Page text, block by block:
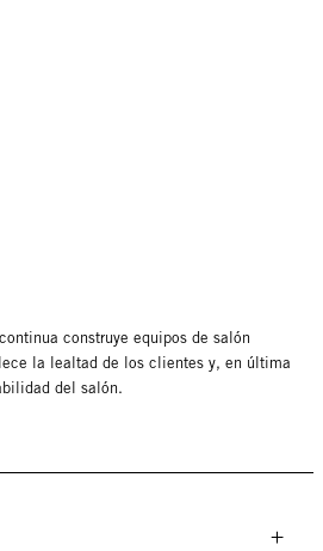
construye equipos de salón
la lealtad de los clientes y, en última
del salón.